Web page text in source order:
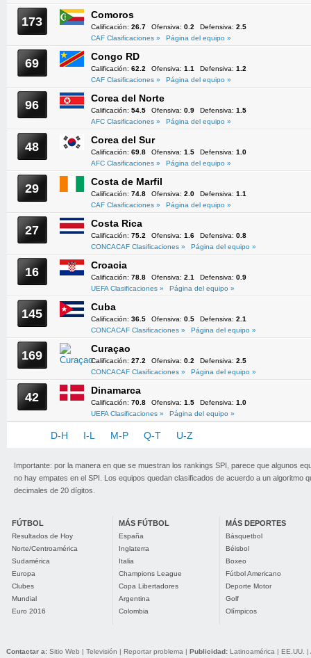
173 Comoros
Calificación: 26.7 Ofensiva: 0.2 Defensiva: 2.5
CAF Clasificaciones »
Página del equipo »
69 Congo RD
Calificación: 62.2 Ofensiva: 1.1 Defensiva: 1.2
CAF Clasificaciones »
Página del equipo »
96 Corea del Norte
Calificación: 54.5 Ofensiva: 0.9 Defensiva: 1.5
AFC Clasificaciones »
Página del equipo »
48 Corea del Sur
Calificación: 69.8 Ofensiva: 1.5 Defensiva: 1.0
AFC Clasificaciones »
Página del equipo »
29 Costa de Marfil
Calificación: 74.8 Ofensiva: 2.0 Defensiva: 1.1
CAF Clasificaciones »
Página del equipo »
27 Costa Rica
Calificación: 75.2 Ofensiva: 1.6 Defensiva: 0.8
CONCACAF Clasificaciones »
Página del equipo »
16 Croacia
Calificación: 78.8 Ofensiva: 2.1 Defensiva: 0.9
UEFA Clasificaciones »
Página del equipo »
145 Cuba
Calificación: 36.5 Ofensiva: 0.5 Defensiva: 2.1
CONCACAF Clasificaciones »
Página del equipo »
169 Curaçao
Calificación: 27.2 Ofensiva: 0.2 Defensiva: 2.5
CONCACAF Clasificaciones »
Página del equipo »
42 Dinamarca
Calificación: 70.8 Ofensiva: 1.5 Defensiva: 1.0
UEFA Clasificaciones »
Página del equipo »
D-H I-L M-P Q-T U-Z
Importante: por la manera en que se muestran los rankings SPI, parece que algunos
no hay empates en el SPI. Los equipos quedan clasificados de acuerdo a un algoritmo
decimales de 20 dígitos.
FÚTBOL
Resultados de Hoy
Norte/Centroamérica
Sudamérica
Europa
Clubes
Mundial
Euro 2016
MÁS FÚTBOL
España
Inglaterra
Italia
Champions League
Copa Libertadores
Argentina
Colombia
MÁS DEPORTES
Básquetbol
Béisbol
Boxeo
Fútbol Americano
Deporte Motor
Golf
Olímpicos
Contactar a: Sitio Web | Televisión | Reportar problema | Publicidad: Latinoamérica | EE.UU. |